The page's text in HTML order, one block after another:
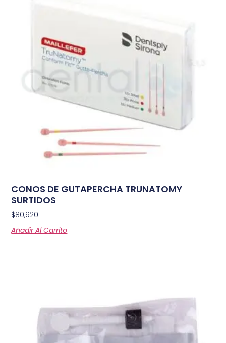
CONOS DE GUTAPERCHA TRUNATOMY
SURTIDOS
$80,920
Añadir Al Carrito